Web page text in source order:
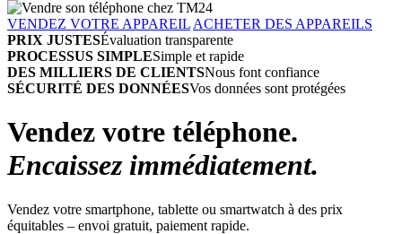
VENDEZ VOTRE APPAREIL ACHETER DES APPAREILS
PRIX JUSTESÉvaluation transparente
PROCESSUS SIMPLESimple et rapide
DES MILLIERS DE CLIENTSNous font confiance
SÉCURITÉ DES DONNÉESVos données sont protégées
Vendez votre téléphone.
Encaissez immédiatement.
Vendez votre smartphone, tablette ou smartwatch à des prix
équitables – envoi gratuit, paiement rapide.